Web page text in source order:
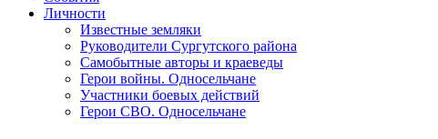
Личности
Известные земляки
Руководители Сургутского района
Самобытные авторы и краеведы
Герои войны. Односельчане
Участники боевых действий
Герои СВО. Односельчане